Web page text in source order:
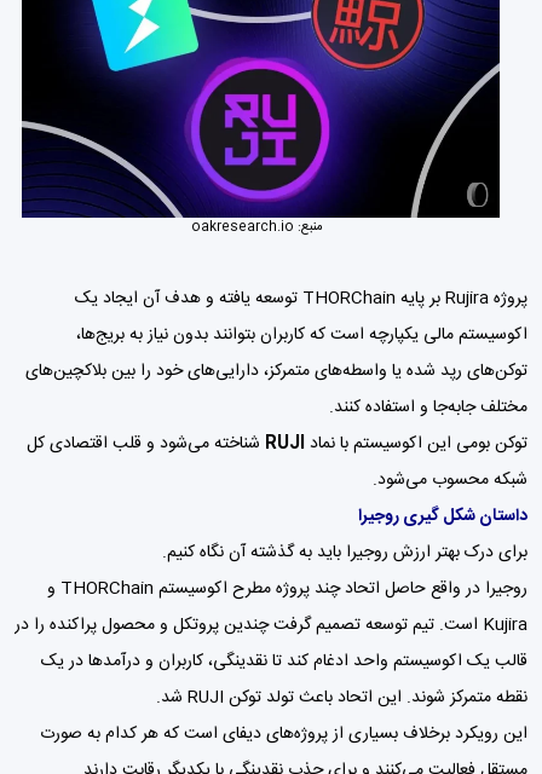
منبع: oakresearch.io
پروژه Rujira بر پایه THORChain توسعه یافته و هدف آن ایجاد یک
اکوسیستم مالی یکپارچه است که کاربران بتوانند بدون نیاز به بریج‌ها،
توکن‌های رپد شده یا واسطه‌های متمرکز، دارایی‌های خود را بین بلاکچین‌های
مختلف جابه‌جا و استفاده کنند.
توکن بومی این اکوسیستم با نمادRUJI شناخته می‌شود و قلب اقتصادی کل
شبکه محسوب می‌شود.
داستان شکل گیری روجیرا
برای درک بهتر ارزش روجیرا باید به گذشته آن نگاه کنیم.
روجیرا در واقع حاصل اتحاد چند پروژه مطرح اکوسیستم THORChain و
Kujira است. تیم توسعه تصمیم گرفت چندین پروتکل و محصول پراکنده را در
قالب یک اکوسیستم واحد ادغام کند تا نقدینگی، کاربران و درآمدها در یک
نقطه متمرکز شوند. این اتحاد باعث تولد توکن RUJI شد.
این رویکرد برخلاف بسیاری از پروژه‌های دیفای است که هر کدام به صورت